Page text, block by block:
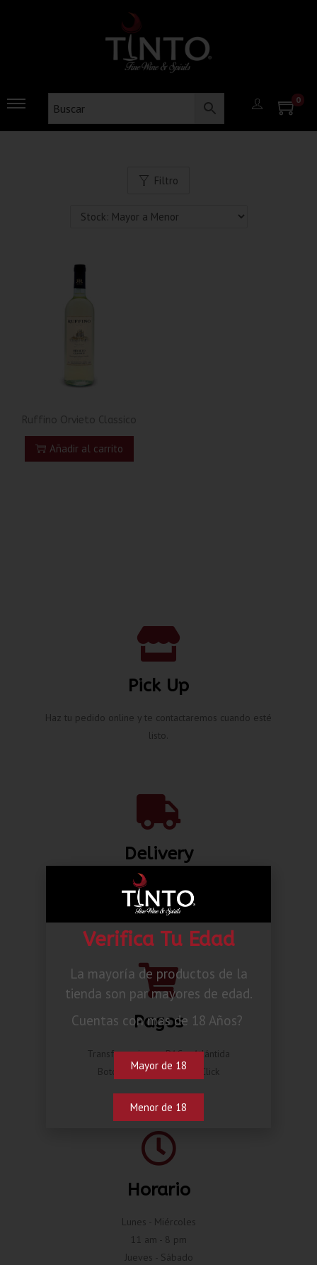
0
Filtro
Añadir al carrito
Pick Up
Haz tu pedido online y te contactaremos cuando esté
listo.
Delivery
Envíos nacionales hasta la puerta de tu casa desde L.
80.00*
Pagos
Transferencia por BAC o Atlántida
Botón de pago Compra Click
Horario
Lunes - Miércoles
11 am - 8 pm
Jueves - Sábado
Verifica Tu Edad
La mayoría de productos de la
tienda son par mayores de edad.
Cuentas con mas de 18 Años?
Mayor de 18
Menor de 18